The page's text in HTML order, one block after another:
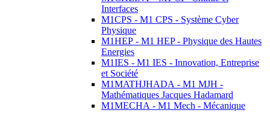
Interfaces
M1CPS - M1 CPS - Système Cyber
Physique
M1HEP - M1 HEP - Physique des Hautes
Energies
M1IES - M1 IES - Innovation, Entreprise
et Société
M1MATHJHADA - M1 MJH -
Mathématiques Jacques Hadamard
M1MECHA - M1 Mech - Mécanique